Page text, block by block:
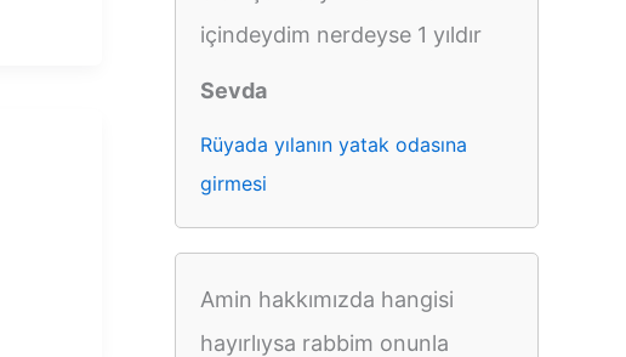
içindeydim nerdeyse 1 yıldır
Sevda
Rüyada yılanın yatak odasına
girmesi
Amin hakkımızda hangisi
hayırlıysa rabbim onunla